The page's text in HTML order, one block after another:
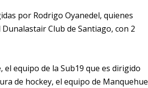
por Rodrigo Oyanedel, quienes
Club de Santiago, con 2
equipo de la Sub19 que es dirigido
de hockey, el equipo de Manquehue